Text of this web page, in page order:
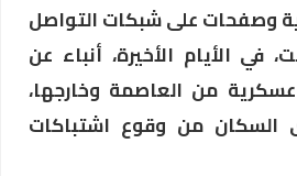
وصفحات على شبكات التواصل
في الأيام الأخيرة، أنباء عن
من العاصمة وخارجها،
السكان من وقوع اشتباكات